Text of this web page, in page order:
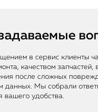
в сервис клиенты
качеством запчастей,
после сложных
данных. Мы собрали
вашего удобства.